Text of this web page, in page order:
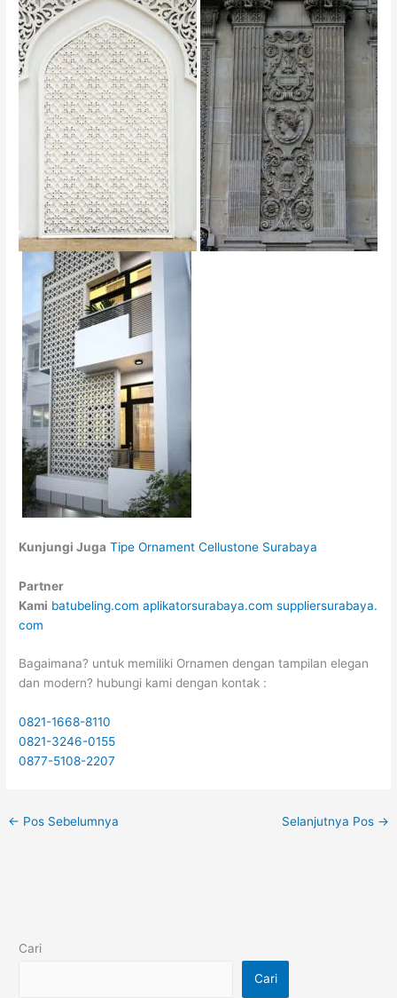
Kunjungi Juga Tipe Ornament Cellustone Surabaya
Partner
Kami batubeling.com aplikatorsurabaya.com suppliersurabaya.
com
Bagaimana? untuk memiliki Ornamen dengan tampilan elegan
dan modern? hubungi kami dengan kontak :
0821-1668-8110
0821-3246-0155
0877-5108-2207
← Pos Sebelumnya Selanjutnya Pos →
Cari
Cari